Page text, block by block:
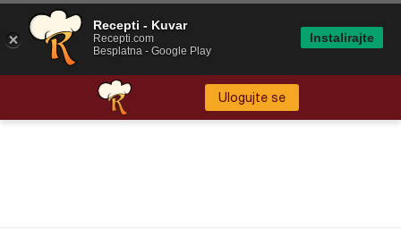
Ulogujte se
Recepti - Kuvar
Recepti.com
Besplatna - Google Play
Instalirajte